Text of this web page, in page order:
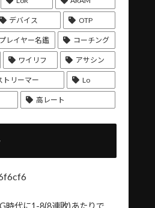
デバイス OTP
レイヤー名鑑 コーチング
ワイリフ アサシン
トリーマー Lo
高レート
時代に1-8(8連敗)あたりで